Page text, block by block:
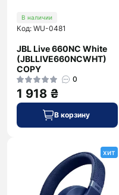
В наличии
Код: WU-0481
JBL Live 660NC White
(JBLLIVE660NCWHT)
COPY
0
1 918 ₴
В корзину
хит